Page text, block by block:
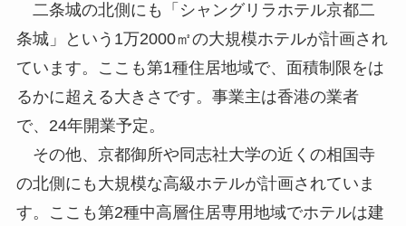
二条城の北側にも「シャングリラホテル京都二
条城」という1万2000㎡の大規模ホテルが計画され
ています。ここも第1種住居地域で、面積制限をは
るかに超える大きさです。事業主は香港の業者
で、24年開業予定。
その他、京都御所や同志社大学の近くの相国寺
の北側にも大規模な高級ホテルが計画されていま
す。ここも第2種中高層住居専用地域でホテルは建